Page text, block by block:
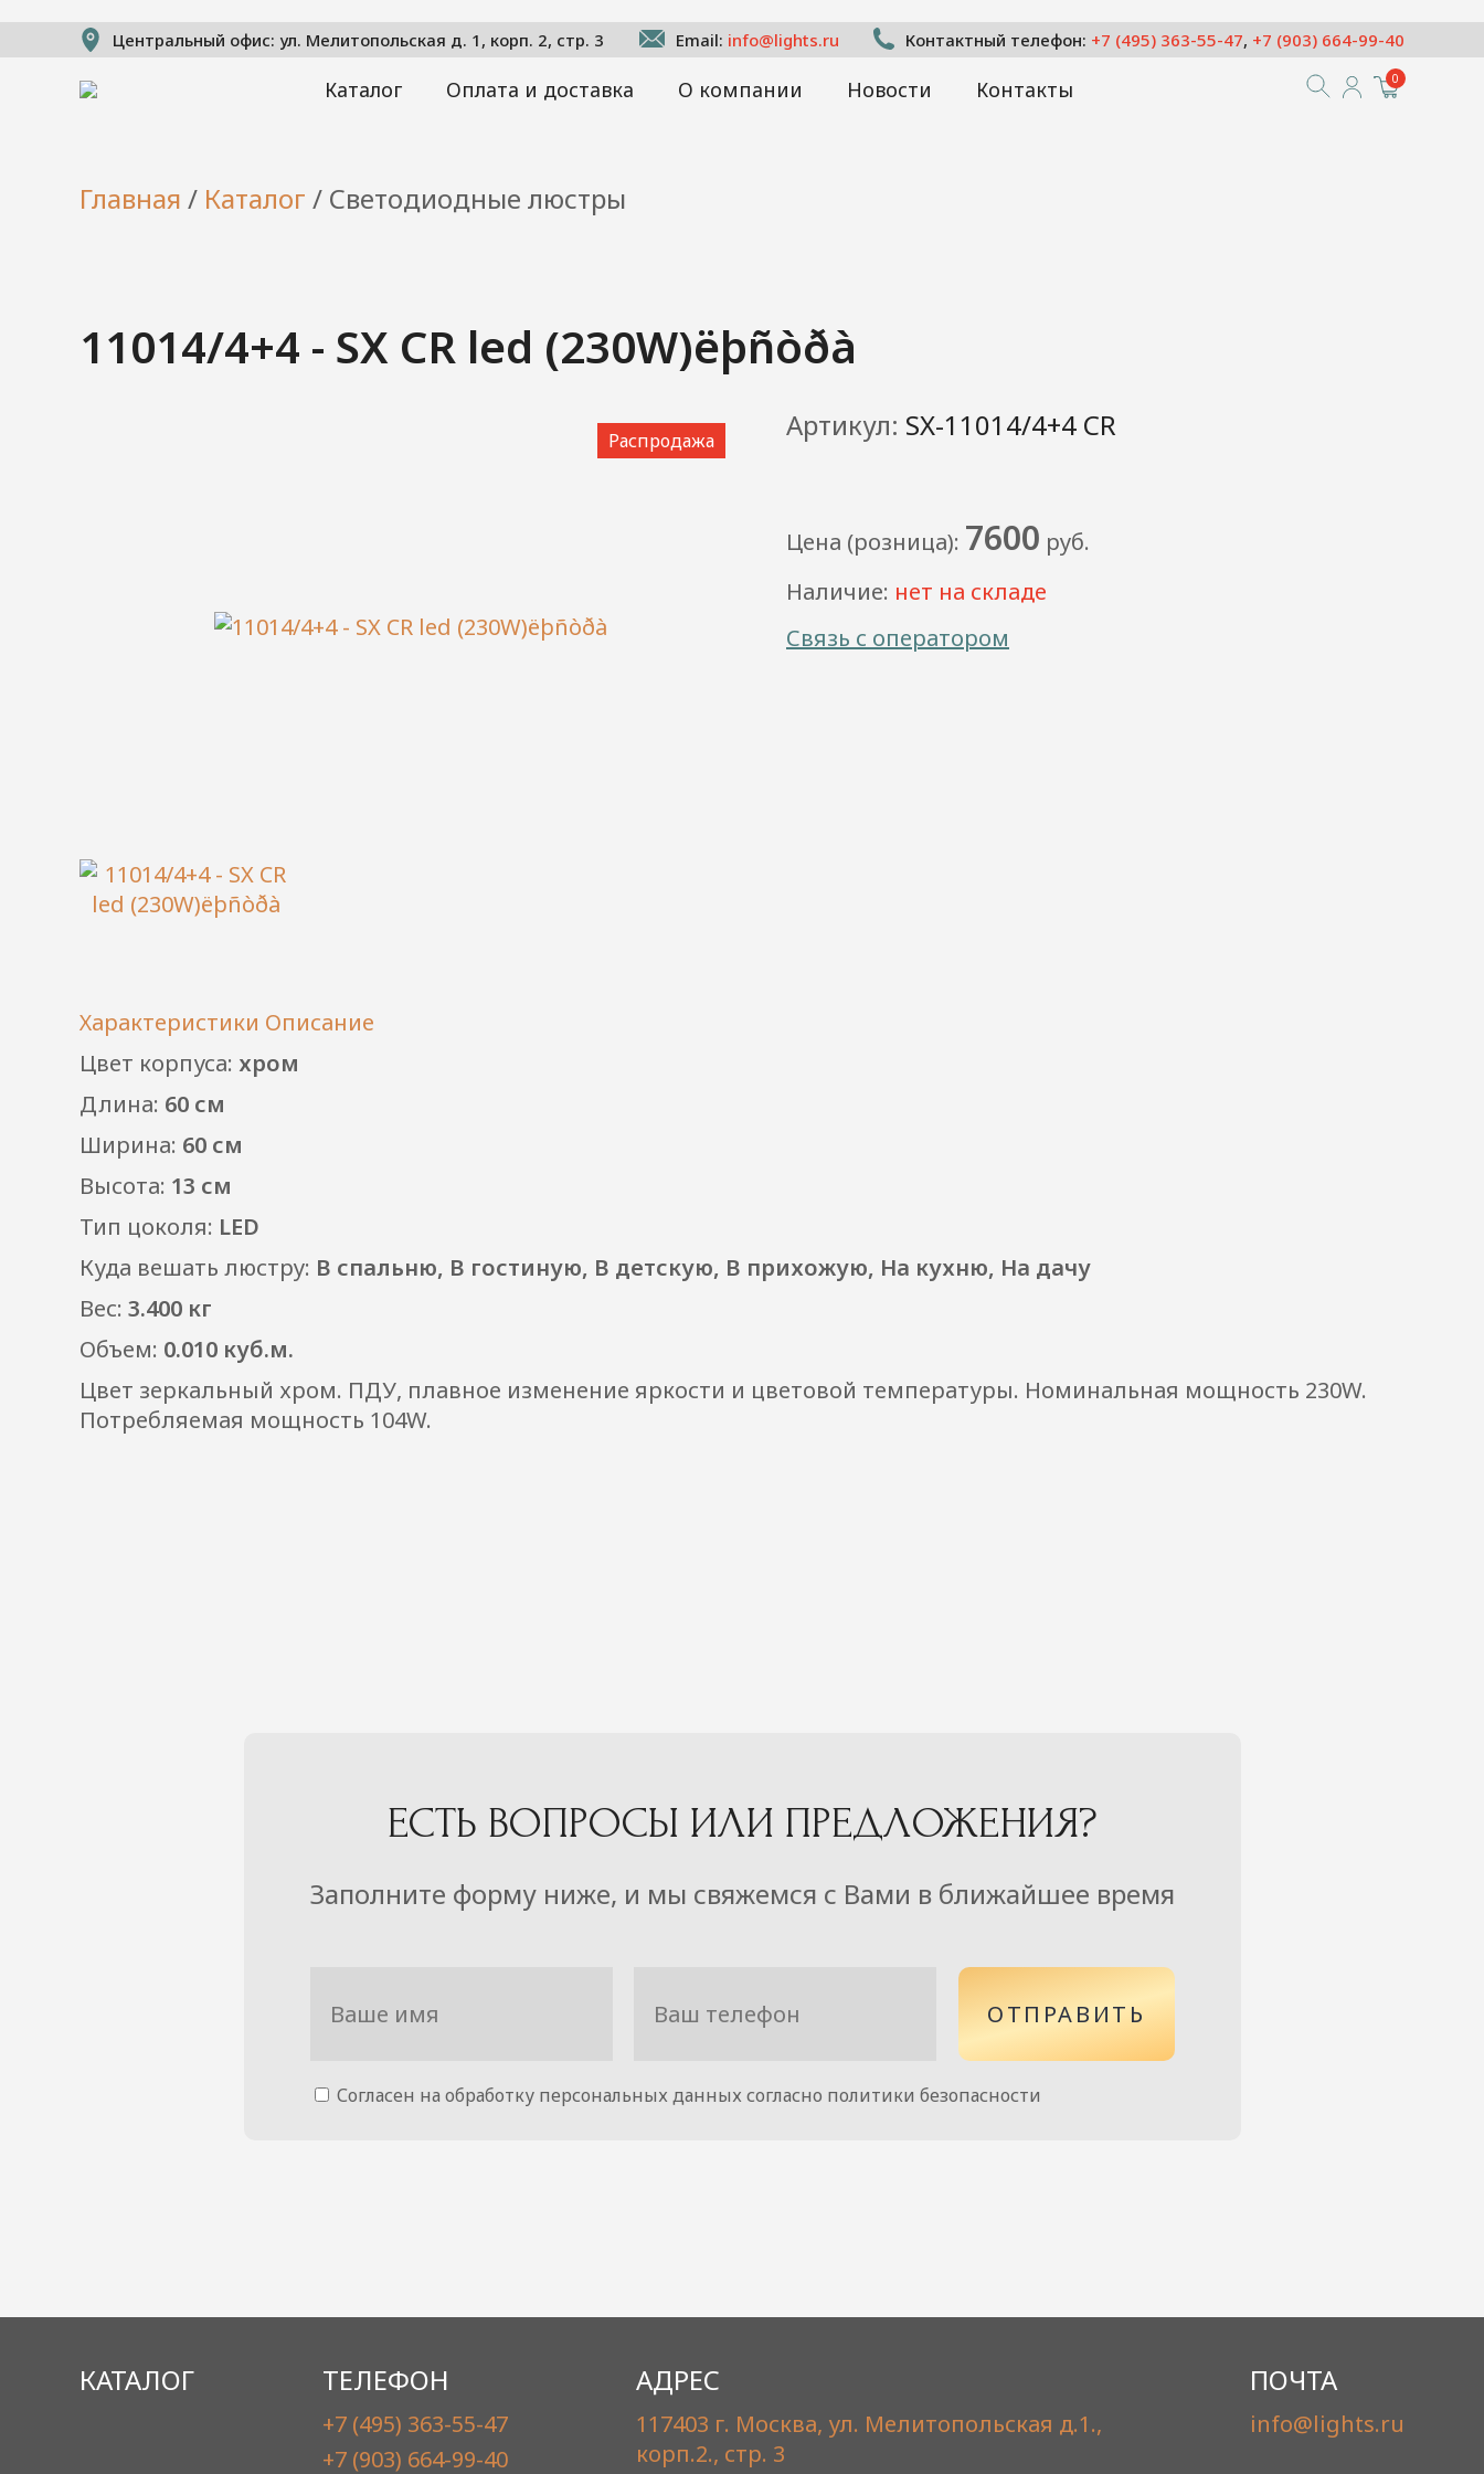
Центральный офис: ул. Мелитопольская д. 1, корп. 2, стр. 3 Email: info@lights.ru Контактный телефон: +7 (495) 363-55-47, +7 (903) 664-99-40
Каталог Оплата и доставка О компании Новости Контакты 0
Главная / Каталог / Светодиодные люстры
11014/4+4 - SX CR led (230W)ëþñòðà
Распродажа Артикул: SX-11014/4+4 CR
Цена (розница): 7600 руб.
Наличие: нет на складе
Связь с оператором
Характеристики Описание
Цвет корпуса: хром
Длина: 60 см
Ширина: 60 см
Высота: 13 см
Тип цоколя: LED
Куда вешать люстру: В спальню, В гостиную, В детскую, В прихожую, На кухню, На дачу
Вес: 3.400 кг
Объем: 0.010 куб.м.
Цвет зеркальный хром. ПДУ, плавное изменение яркости и цветовой температуры. Номинальная мощность 230W.
Потребляемая мощность 104W.
ЕСТЬ ВОПРОСЫ ИЛИ ПРЕДЛОЖЕНИЯ?
Заполните форму ниже, и мы свяжемся с Вами в ближайшее время
ОТПРАВИТЬ
Согласен на обработку персональных данных согласно политики безопасности
КАТАЛОГ ТЕЛЕФОН
+7 (495) 363-55-47
+7 (903) 664-99-40
АДРЕС
117403 г. Москва, ул. Мелитопольская д.1.,
корп.2., стр. 3
ПОЧТА
info@lights.ru